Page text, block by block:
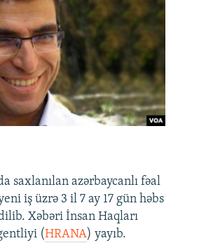
saxlanılan azərbaycanlı fəal
iş üzrə 3 il 7 ay 17 gün həbs
Xəbəri İnsan Haqları
(HRANA) yayıb.